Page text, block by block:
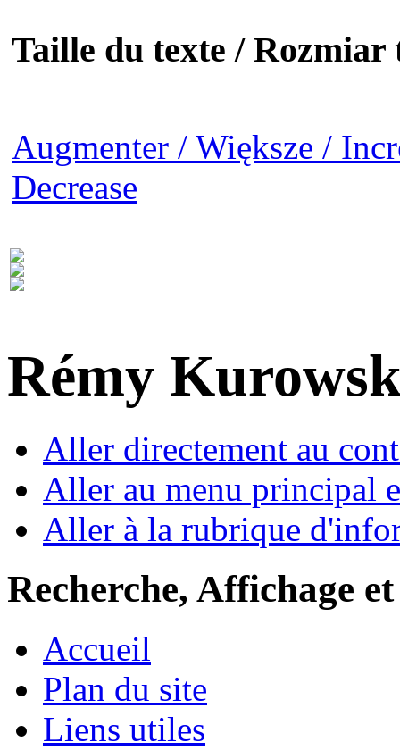
Taille du texte / Rozmiar
Augmenter / Większe /
Decrease
Rémy
Aller directement au
Aller au menu principal
Aller à la rubrique
Recherche, Affichage
Accueil
Plan du site
Liens utiles